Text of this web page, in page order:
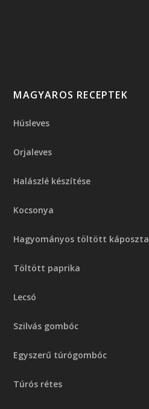
MAGYAROS RECEPTEK
Húsleves
Orjaleves
Halászlé készítése
Kocsonya
Hagyományos töltött káposzta
Töltött paprika
Lecsó
Szilvás gombóc
Egyszerű túrógombóc
Túrós rétes